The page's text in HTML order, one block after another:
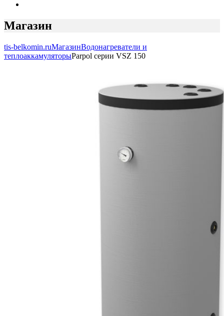
Магазин
tis-belkomin.ruМагазинВодонагреватели и
теплоаккамуляторыParpol серии VSZ 150